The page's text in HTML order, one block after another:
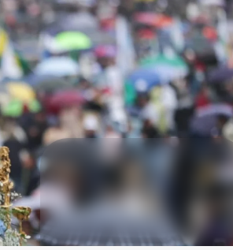
SOCIEDADE
FALECEU PAULA ALMEIDA,
JOVEM ENFERMEIRA NO
HOSPITAL DE VISEU